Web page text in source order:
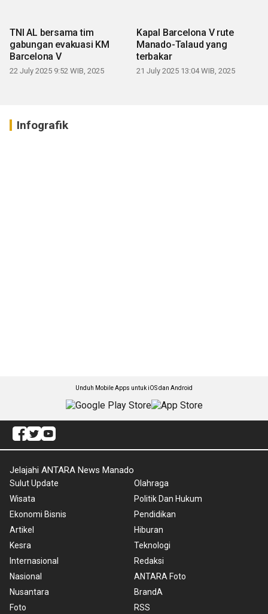
TNI AL bersama tim
gabungan evakuasi KM
Barcelona V
22 July 2025 9:52 WIB, 2025
Kapal Barcelona V rute
Manado-Talaud yang
terbakar
21 July 2025 13:04 WIB, 2025
Infografik
Unduh Mobile Apps untuk iOS dan Android
Jelajahi ANTARA News Manado
Sulut Update
Wisata
Ekonomi Bisnis
Artikel
Kesra
Internasional
Nasional
Nusantara
Foto
Olahraga
Politik Dan Hukum
Pendidikan
Hiburan
Teknologi
Redaksi
ANTARA Foto
BrandA
RSS